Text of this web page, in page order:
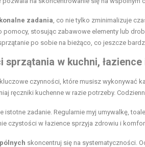
zadania , co nie tylko zminimalizuje
pomocy, stosując zabawowe elementy lub
po sobie na bieżąco, co jeszcze
sprzątania w kuchni,
czynności, które musisz wykonywać
ręczniki kuchenne w razie potrzeby.
istotne zadanie. Regularnie myj umywalkę,
czystości w łazience sprzyja zdrowiu i
skoncentruj się na systematyczności.